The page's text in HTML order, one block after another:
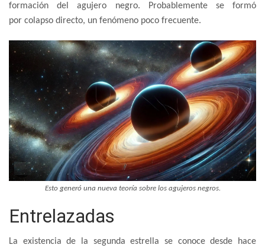
formación del agujero negro. Probablemente se formó
por colapso directo, un fenómeno poco frecuente.
Esto generó una nueva teoría sobre los agujeros negros.
Entrelazadas
La existencia de la segunda estrella se conoce desde hace